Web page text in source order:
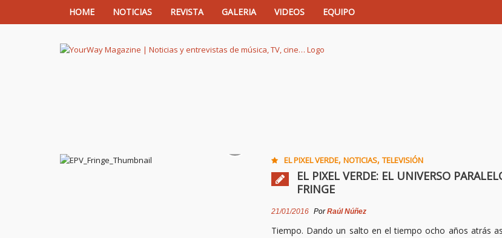
HOME NOTICIAS REVISTA GALERIA VIDEOS EQUIPO
EL PIXEL VERDE, NOTICIAS, TELEVISIÓN
EL PIXEL VERDE: EL UNIVERSO
FRINGE
21/01/2016 PorRaúl Núñez
Tiempo. Dando un salto en el tiempo ocho años atrás